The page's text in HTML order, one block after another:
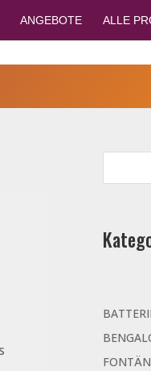
ANGEBOTE ALLE